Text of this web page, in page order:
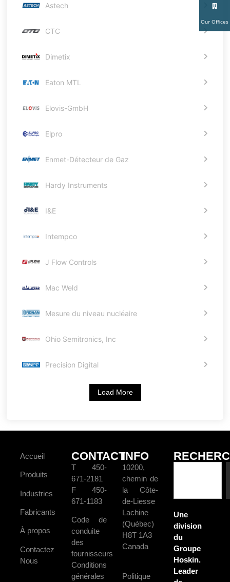
Our Offices
Astech
CTC
Dimetix
Eaton MTL
Elovis-GmbH
Elpro
Enmet-Détecteur de Gaz
Hardy Instruments
I&E
Intempco
J Flow Controls
Mac Weld
Mesure du niveau nucléaire
Ohio Semitronics, Inc
Precision Digital
Load More
Accueil
Produits
Industries
Fabricants
À propos
Contactez
Nous
CONTACT
T 450-
671-2181
F 450-
671-1183
Code de
conduite
des
fournisseurs
Conditions
générales
INFO
10200,
chemin de
la Côte-
de-Liesse
Lachine
(Québec)
H8T 1A3
Canada
Politique
Une
division
du
Groupe
Hoskin.
Leader